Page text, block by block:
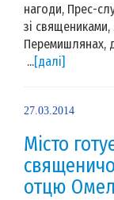
нагоди, Прес-
зі
Перемишлянах,
...[далі]
27.03.2014
Місто
отцю